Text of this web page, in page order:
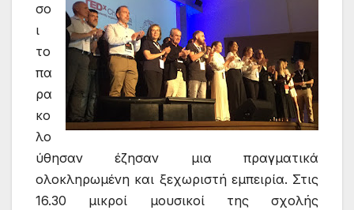
σο
ι
το
πα
ρα
κο
λο
ύθησαν έζησαν μια πραγματικά
ολοκληρωμένη και ξεχωριστή εμπειρία. Στις
16.30 μικροί μουσικοί της σχολής